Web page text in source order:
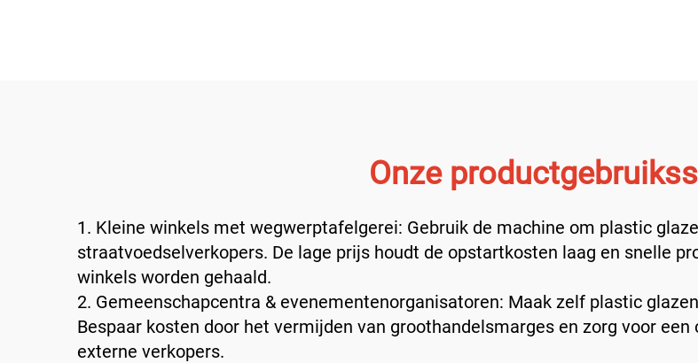
Onze
1. Kleine winkels met wegwerptafelgerei: Gebruik de machine om plastic
straatvoedselverkopers. De lage prijs houdt de opstartkosten laag en snelle
winkels worden gehaald.
2. Gemeenschapcentra & evenementenorganisatoren: Maak zelf plastic
Bespaar kosten door het vermijden van groothandelsmarges en zorg voor
externe verkopers.